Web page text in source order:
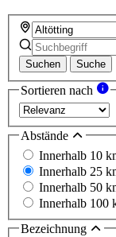
Suchen Suche
Sortieren nach
Abstände
Innerhalb 10
Innerhalb 25
Innerhalb 50
Innerhalb 100
Bezeichnung